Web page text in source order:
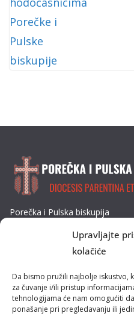
Upravljajte
kolačiće
Da bismo pružili najbolje iskustvo,
za čuvanje i/ili pristup
tehnologijama će nam omogućiti
ponašanje pri pregledavanju ili
Porečka i Pulska biskupija
E-mail: biskupija@ppb.hr
Kultura i tradicija
Misije